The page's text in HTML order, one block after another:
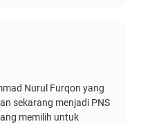
Nurul Furqon yang
sekarang menjadi PNS
memilih untuk